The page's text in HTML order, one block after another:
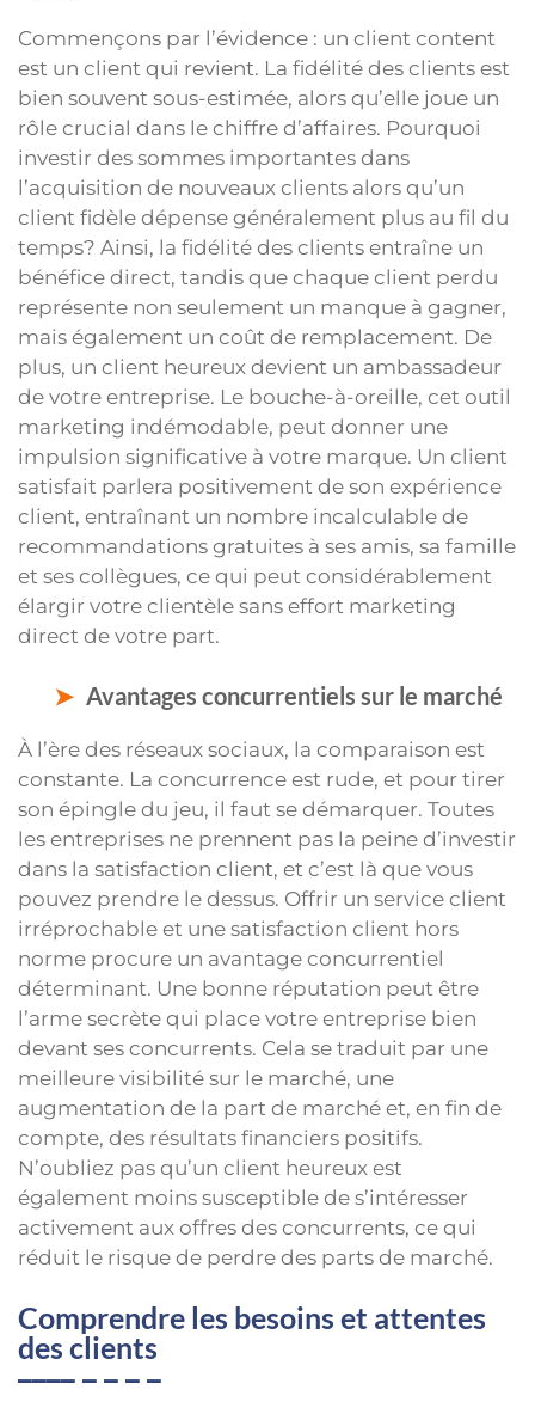
Commençons par l’évidence : un client content
est un client qui revient. La fidélité des clients est
bien souvent sous-estimée, alors qu’elle joue un
rôle crucial dans le chiffre d’affaires. Pourquoi
investir des sommes importantes dans
l’acquisition de nouveaux clients alors qu’un
client fidèle dépense généralement plus au fil du
temps? Ainsi, la fidélité des clients entraîne un
bénéfice direct, tandis que chaque client perdu
représente non seulement un manque à gagner,
mais également un coût de remplacement. De
plus, un client heureux devient un ambassadeur
de votre entreprise. Le bouche-à-oreille, cet outil
marketing indémodable, peut donner une
impulsion significative à votre marque. Un client
satisfait parlera positivement de son expérience
client, entraînant un nombre incalculable de
recommandations gratuites à ses amis, sa famille
et ses collègues, ce qui peut considérablement
élargir votre clientèle sans effort marketing
direct de votre part.
Avantages concurrentiels sur le marché
À l’ère des réseaux sociaux, la comparaison est
constante. La concurrence est rude, et pour tirer
son épingle du jeu, il faut se démarquer. Toutes
les entreprises ne prennent pas la peine d’investir
dans la satisfaction client, et c’est là que vous
pouvez prendre le dessus. Offrir un service client
irréprochable et une satisfaction client hors
norme procure un avantage concurrentiel
déterminant. Une bonne réputation peut être
l’arme secrète qui place votre entreprise bien
devant ses concurrents. Cela se traduit par une
meilleure visibilité sur le marché, une
augmentation de la part de marché et, en fin de
compte, des résultats financiers positifs.
N’oubliez pas qu’un client heureux est
également moins susceptible de s’intéresser
activement aux offres des concurrents, ce qui
réduit le risque de perdre des parts de marché.
Comprendre les besoins et attentes
des clients